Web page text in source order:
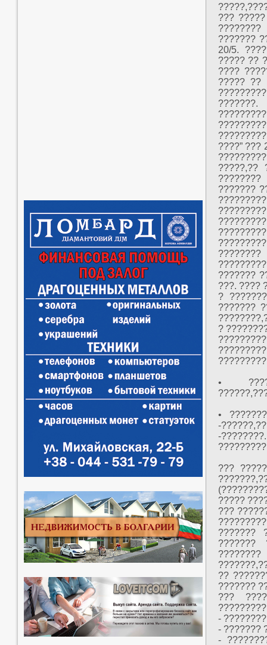
???
???????
20/5.
????? ??
????
????? ??
???????.
????” ???
?????,??
???????
???????
???. ????
?
???????
?
•
•
-
-
???
?????
???
???????
???????
??
???????
???
-
- ???????
-